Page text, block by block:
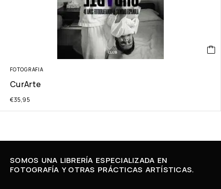
FOTOGRAFIA
CurArte
€35,95
SOMOS UNA LIBRERÍA ESPECIALIZADA EN
FOTOGRAFÍA Y OTRAS PRÁCTICAS ARTÍSTICAS.